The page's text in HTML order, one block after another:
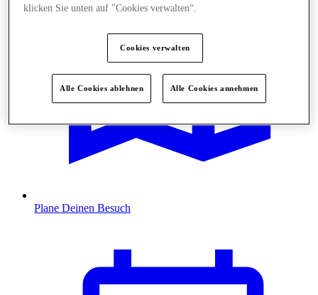
Plane Deinen Besuch
klicken Sie unten auf "Cookies verwalten“.
Cookies verwalten
Alle Cookies ablehnen Alle Cookies annehmen